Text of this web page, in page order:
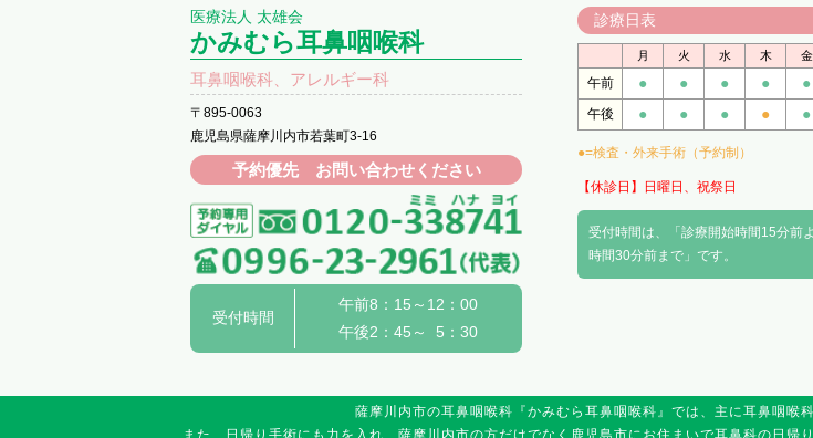
医療法人 太雄会
かみむら耳鼻咽喉科
耳鼻咽喉科、アレルギー科
〒895-0063
鹿児島県薩摩川内市若葉町3-16
予約優先 お問い合わせください
受付時間
午前8：15～12：00
午後2：45～ 5：30
診療日表
月 火 水 木 金
午前 ● ● ● ● ●
午後 ● ● ● ● ●
●=検査・外来手術（予約制）
【休診日】日曜日、祝祭日
受付時間は、「診療開始時間15分前
時間30分前まで」です。
薩摩川内市の耳鼻咽喉科『かみむら耳鼻咽喉科』では、主に耳鼻咽喉
また、日帰り手術にも力を入れ、薩摩川内市の方だけでなく鹿児島市にお住まいで耳鼻科の日帰